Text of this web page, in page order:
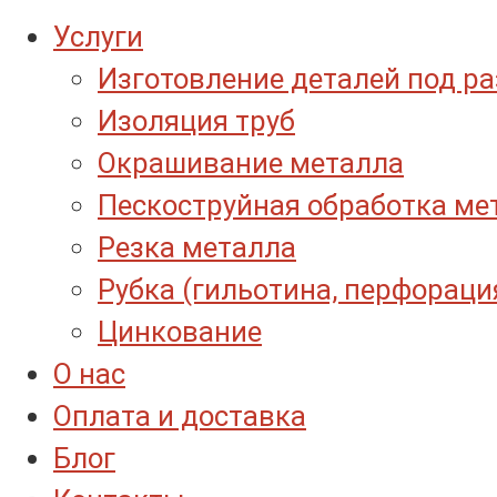
Услуги
Изготовление деталей под
Изоляция труб
Окрашивание металла
Пескоструйная обработка
Резка металла
Рубка (гильотина,
Цинкование
О нас
Оплата и доставка
Блог